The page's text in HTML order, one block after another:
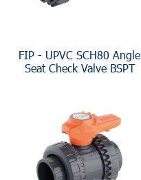
FIP - UPVC SCH80 Angle
Seat Check Valve BSPT